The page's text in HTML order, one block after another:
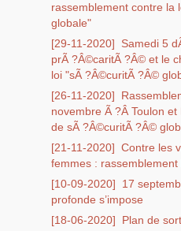
rassemblement contre la
globale"
[29-11-2020]
Samedi 5
prÃ ?Â©caritÃ ?Â© et le
loi "sÃ ?Â©curitÃ ?Â©
[26-11-2020]
novembre Ã ?Â Toulon
de sÃ ?Â©curitÃ ?Â©
[21-11-2020] Contre les
femmes :
[10-09-2020]
17
profonde s’impose
[18-06-2020]
Plan de